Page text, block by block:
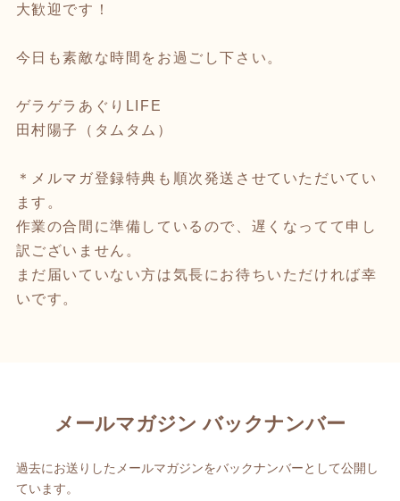
大歓迎です！
今日も素敵な時間をお過ごし下さい。
ゲラゲラあぐりLIFE
田村陽子（タムタム）
＊メルマガ登録特典も順次発送させていただいてい
ます。
作業の合間に準備しているので、遅くなってて申し
訳ございません。
まだ届いていない方は気長にお待ちいただければ幸
いです。
メールマガジン バックナンバー
過去にお送りしたメールマガジンをバックナンバーとして公開し
ています。